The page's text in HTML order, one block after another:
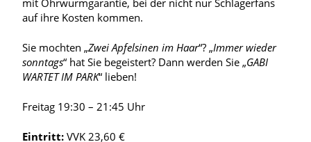
mit Ohrwurmgarantie, bei der nicht nur Schlagerfans
auf ihre Kosten kommen.
Sie mochten „Zwei Apfelsinen im Haar“? „Immer wieder
sonntags“ hat Sie begeistert? Dann werden Sie „GABI
WARTET IM PARK“ lieben!
Freitag 19:30 – 21:45 Uhr
Eintritt: VVK 23,60 €